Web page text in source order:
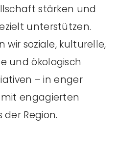
stärken und
unterstützen.
wir soziale, kulturelle,
und ökologisch
– in enger
engagierten
Region.